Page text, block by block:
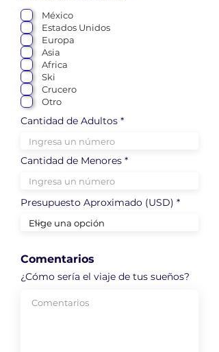
México
Estados Unidos
Europa
Asia
Africa
Ski
Crucero
Otro
Cantidad de Adultos *
Cantidad de Menores *
Presupuesto Aproximado (USD) *
Comentarios
¿Cómo sería el viaje de tus sueños?